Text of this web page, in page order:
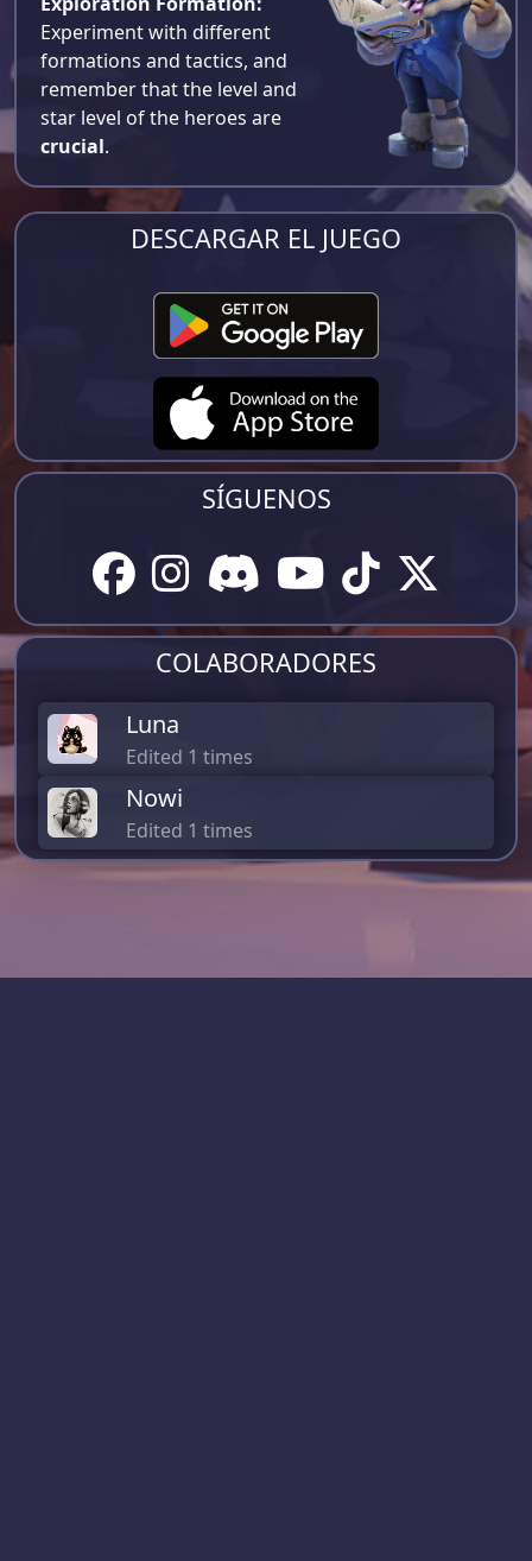
Experiment with different
formations and tactics, and
remember that the level and
star level of the heroes are
crucial.
DESCARGAR EL JUEGO
SÍGUENOS
COLABORADORES
Luna
Edited 1 times
Nowi
Edited 1 times